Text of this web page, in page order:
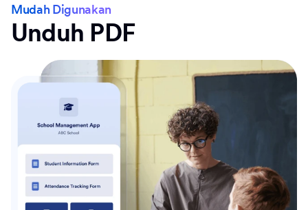
Mudah Digunakan
Unduh PDF